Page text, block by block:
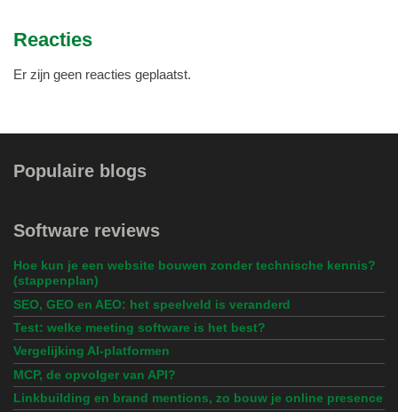
Reacties
Er zijn geen reacties geplaatst.
Populaire blogs
Software reviews
Hoe kun je een website bouwen zonder technische kennis?
(stappenplan)
SEO, GEO en AEO: het speelveld is veranderd
Test: welke meeting software is het best?
Vergelijking AI-platformen
MCP, de opvolger van API?
Linkbuilding en brand mentions, zo bouw je online presence